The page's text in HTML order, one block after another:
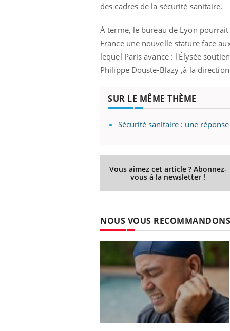
des cadres de la sécurité sanitaire.
À terme, le bureau de Lyon
France une nouvelle stature face
lequel Paris avance : l'Élysée
Philippe Douste-Blazy ,à la
SUR LE MÊME THÈME
Sécurité sanitaire : une
Vous aimez cet article ? Abonnez-
vous à la newsletter !
NOUS VOUS RECOMMANDONS